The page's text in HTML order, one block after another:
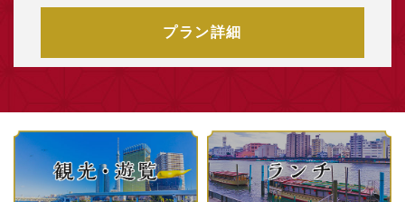
プラン詳細